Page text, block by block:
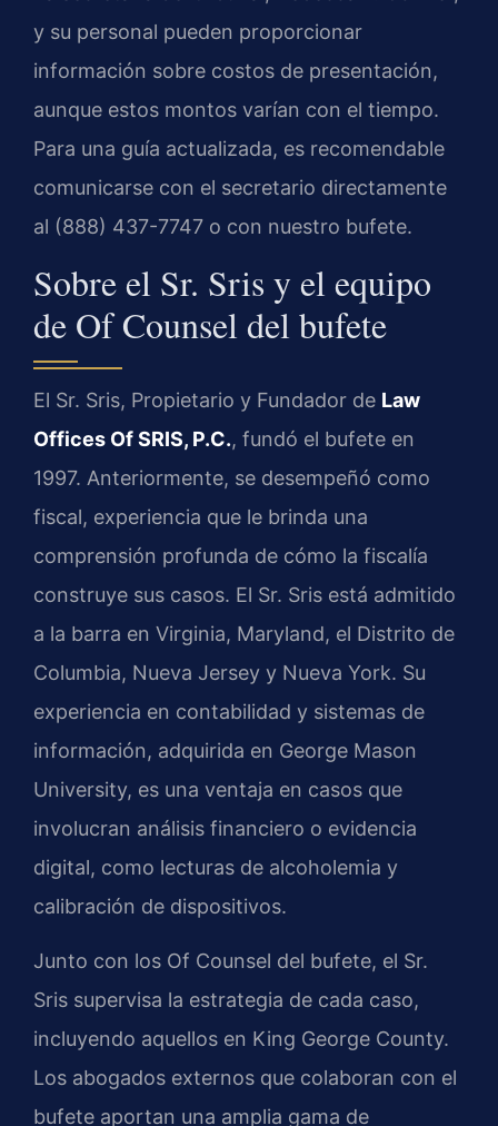
y su personal pueden proporcionar
información sobre costos de presentación,
aunque estos montos varían con el tiempo.
Para una guía actualizada, es recomendable
comunicarse con el secretario directamente
al (888) 437-7747 o con nuestro bufete.
Sobre el Sr. Sris y el equipo
de Of Counsel del bufete
El Sr. Sris, Propietario y Fundador de Law
Offices Of SRIS, P.C., fundó el bufete en
1997. Anteriormente, se desempeñó como
fiscal, experiencia que le brinda una
comprensión profunda de cómo la fiscalía
construye sus casos. El Sr. Sris está admitido
a la barra en Virginia, Maryland, el Distrito de
Columbia, Nueva Jersey y Nueva York. Su
experiencia en contabilidad y sistemas de
información, adquirida en George Mason
University, es una ventaja en casos que
involucran análisis financiero o evidencia
digital, como lecturas de alcoholemia y
calibración de dispositivos.
Junto con los Of Counsel del bufete, el Sr.
Sris supervisa la estrategia de cada caso,
incluyendo aquellos en King George County.
Los abogados externos que colaboran con el
bufete aportan una amplia gama de